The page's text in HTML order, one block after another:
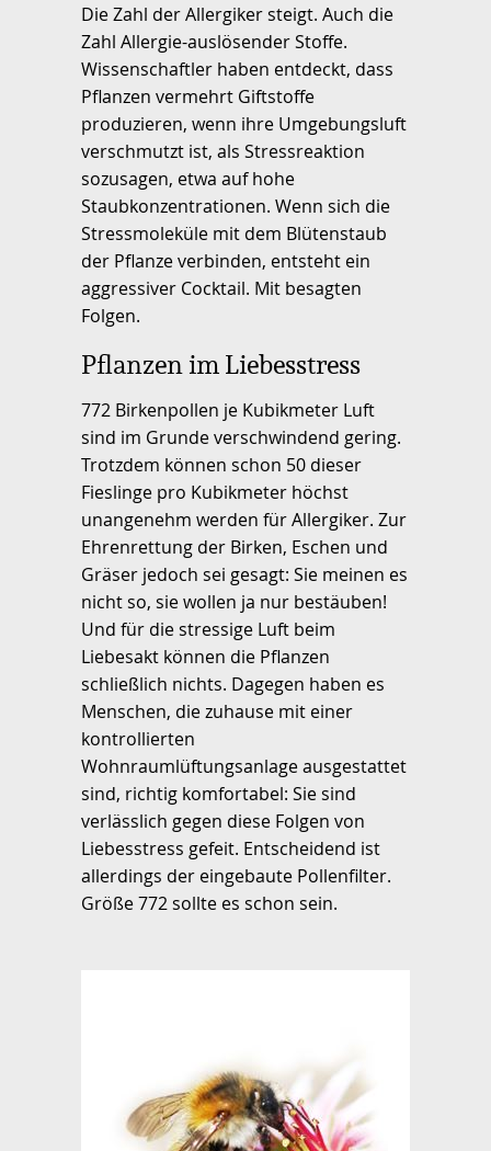
Die Zahl der Allergiker steigt. Auch die
Zahl Allergie-auslösender Stoffe.
Wissenschaftler haben entdeckt, dass
Pflanzen vermehrt Giftstoffe
produzieren, wenn ihre Umgebungsluft
verschmutzt ist, als Stressreaktion
sozusagen, etwa auf hohe
Staubkonzentrationen. Wenn sich die
Stressmoleküle mit dem Blütenstaub
der Pflanze verbinden, entsteht ein
aggressiver Cocktail. Mit besagten
Folgen.
Pflanzen im Liebesstress
772 Birkenpollen je Kubikmeter Luft
sind im Grunde verschwindend gering.
Trotzdem können schon 50 dieser
Fieslinge pro Kubikmeter höchst
unangenehm werden für Allergiker. Zur
Ehrenrettung der Birken, Eschen und
Gräser jedoch sei gesagt: Sie meinen es
nicht so, sie wollen ja nur bestäuben!
Und für die stressige Luft beim
Liebesakt können die Pflanzen
schließlich nichts. Dagegen haben es
Menschen, die zuhause mit einer
kontrollierten
Wohnraumlüftungsanlage ausgestattet
sind, richtig komfortabel: Sie sind
verlässlich gegen diese Folgen von
Liebesstress gefeit. Entscheidend ist
allerdings der eingebaute Pollenfilter.
Größe 772 sollte es schon sein.